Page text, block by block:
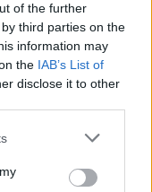
of the further
third parties on the
information may
the IAB’s List of
disclose it to other
Galéria és
Márta
és Aukciósház
Balaton utca 8.
475 6000 +361